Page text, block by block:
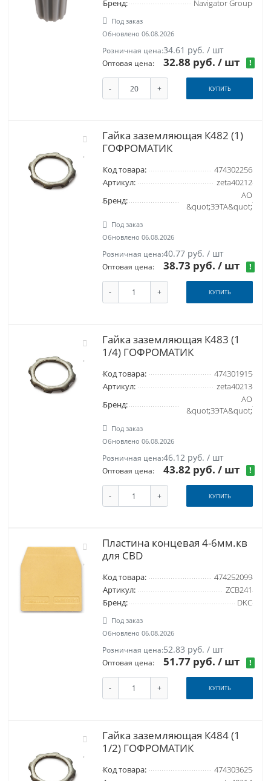
Бренд: Navigator Group
Под заказ
Обновлено 06.08.2026
Розничная цена:34.61 руб. / шт
Оптовая цена: 32.88 руб./ шт !
- + КУПИТЬ
Гайка заземляющая К482 (1)
ГОФРОМАТИК
Код товара:
474302256
Артикул:
zeta40212
Бренд:
АО
&quot;ЗЭТА&quot;
Под заказ
Обновлено 06.08.2026
Розничная цена:40.77 руб. / шт
Оптовая цена: 38.73 руб./ шт !
- + КУПИТЬ
Гайка заземляющая К483 (1
1/4) ГОФРОМАТИК
Код товара:
474301915
Артикул:
zeta40213
Бренд:
АО
&quot;ЗЭТА&quot;
Под заказ
Обновлено 06.08.2026
Розничная цена:46.12 руб. / шт
Оптовая цена: 43.82 руб./ шт !
- + КУПИТЬ
Пластина концевая 4-6мм.кв
для CBD
Код товара:
474252099
Артикул:
ZCB241
Бренд:
DKC
Под заказ
Обновлено 06.08.2026
Розничная цена:52.83 руб. / шт
Оптовая цена: 51.77 руб./ шт !
- + КУПИТЬ
Гайка заземляющая К484 (1
1/2) ГОФРОМАТИК
Код товара:
474303625